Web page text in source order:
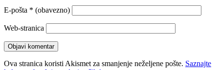
E-pošta * (obavezno)
Web-stranica
Ova stranica koristi Akismet za smanjenje neželjene pošte. Saznajte